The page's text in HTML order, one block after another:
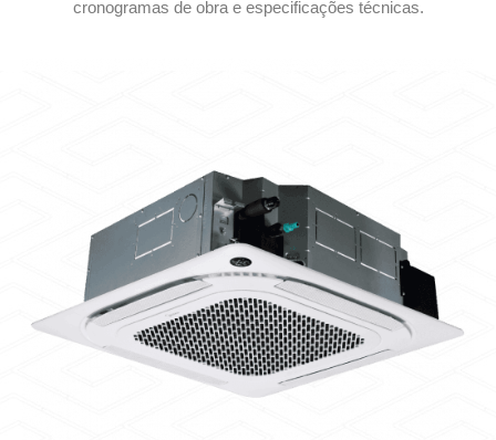
cronogramas de obra e especificações técnicas.